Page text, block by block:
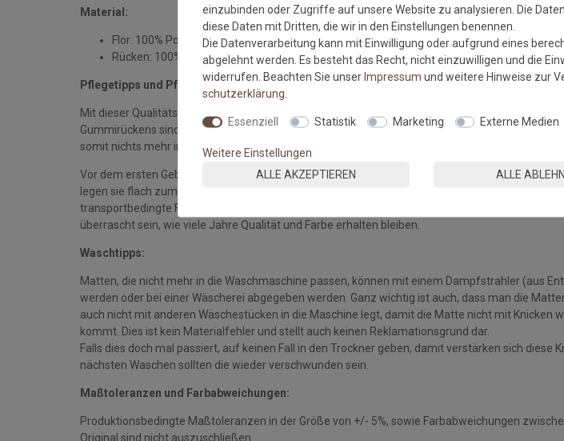
Material:
Flor: 100% Polyamid
Rücken: 100% Gummi
Pflegetipps und Pflegehinweise:
Mit dieser Qualitätsmatte sichern Sie sich waschbare Fußmatten, die zu 100% PVC-frei sind.
Gummirückens sind die Fußmatten absolut ruschfest. Einem sicheren Gebrauch auch auf
somit nichts mehr im Wege.
Vor dem ersten Gebrauch waschen Sie die Fußmatte separat bei angegebener Temperatur mit
legen sie flach zum Trocknen aus. Dadurch richten sich die Fasern auf, der Mattenflor wird
transportbedingte Falten und Knicke werden wieder glatt. Pflegen Sie so Ihre Fußmatte
überrascht sein, wie viele Jahre Qualität und Farbe erhalten bleiben.
Waschtipps:
Matten, die nicht mehr in die Waschmaschine passen, können mit einem Dampfstrahler (aus
werden oder bei einer Wäscherei abgegeben werden. Ganz wichtig ist auch, dass man die
auch nicht mit anderen Wäschestücken in die Maschine legt, damit die Matte nicht mit Knicken
kommt. Dies ist kein Materialfehler und stellt auch keinen Reklamationsgrund dar.
Falls dies doch mal passiert, auf keinen Fall in den Trockner geben, damit verstärken sich diese
nächsten Waschen sollten die wieder verschwunden sein.
Maßtoleranzen und Farbabweichungen:
Produktionsbedingte Maßtoleranzen in der Größe von +/- 5%, sowie Farbabweichungen
Original sind nicht auszuschließen
einzubinden oder Zugriffe auf unsere Website zu analysieren. Die
diese Daten mit Dritten, die wir in den Einstellungen benennen.
Die Datenverarbeitung kann mit Einwilligung oder aufgrund eines
abgelehnt werden. Es besteht das Recht, nicht einzuwilligen und die
widerrufen. Beachten Sie unserImpressum und weitere Hinweise zur
schutz­erklärung
Essenziell Statistik Marketing Externe Medien
Weitere Einstellungen
ALLE AKZEPTIEREN
ALLE